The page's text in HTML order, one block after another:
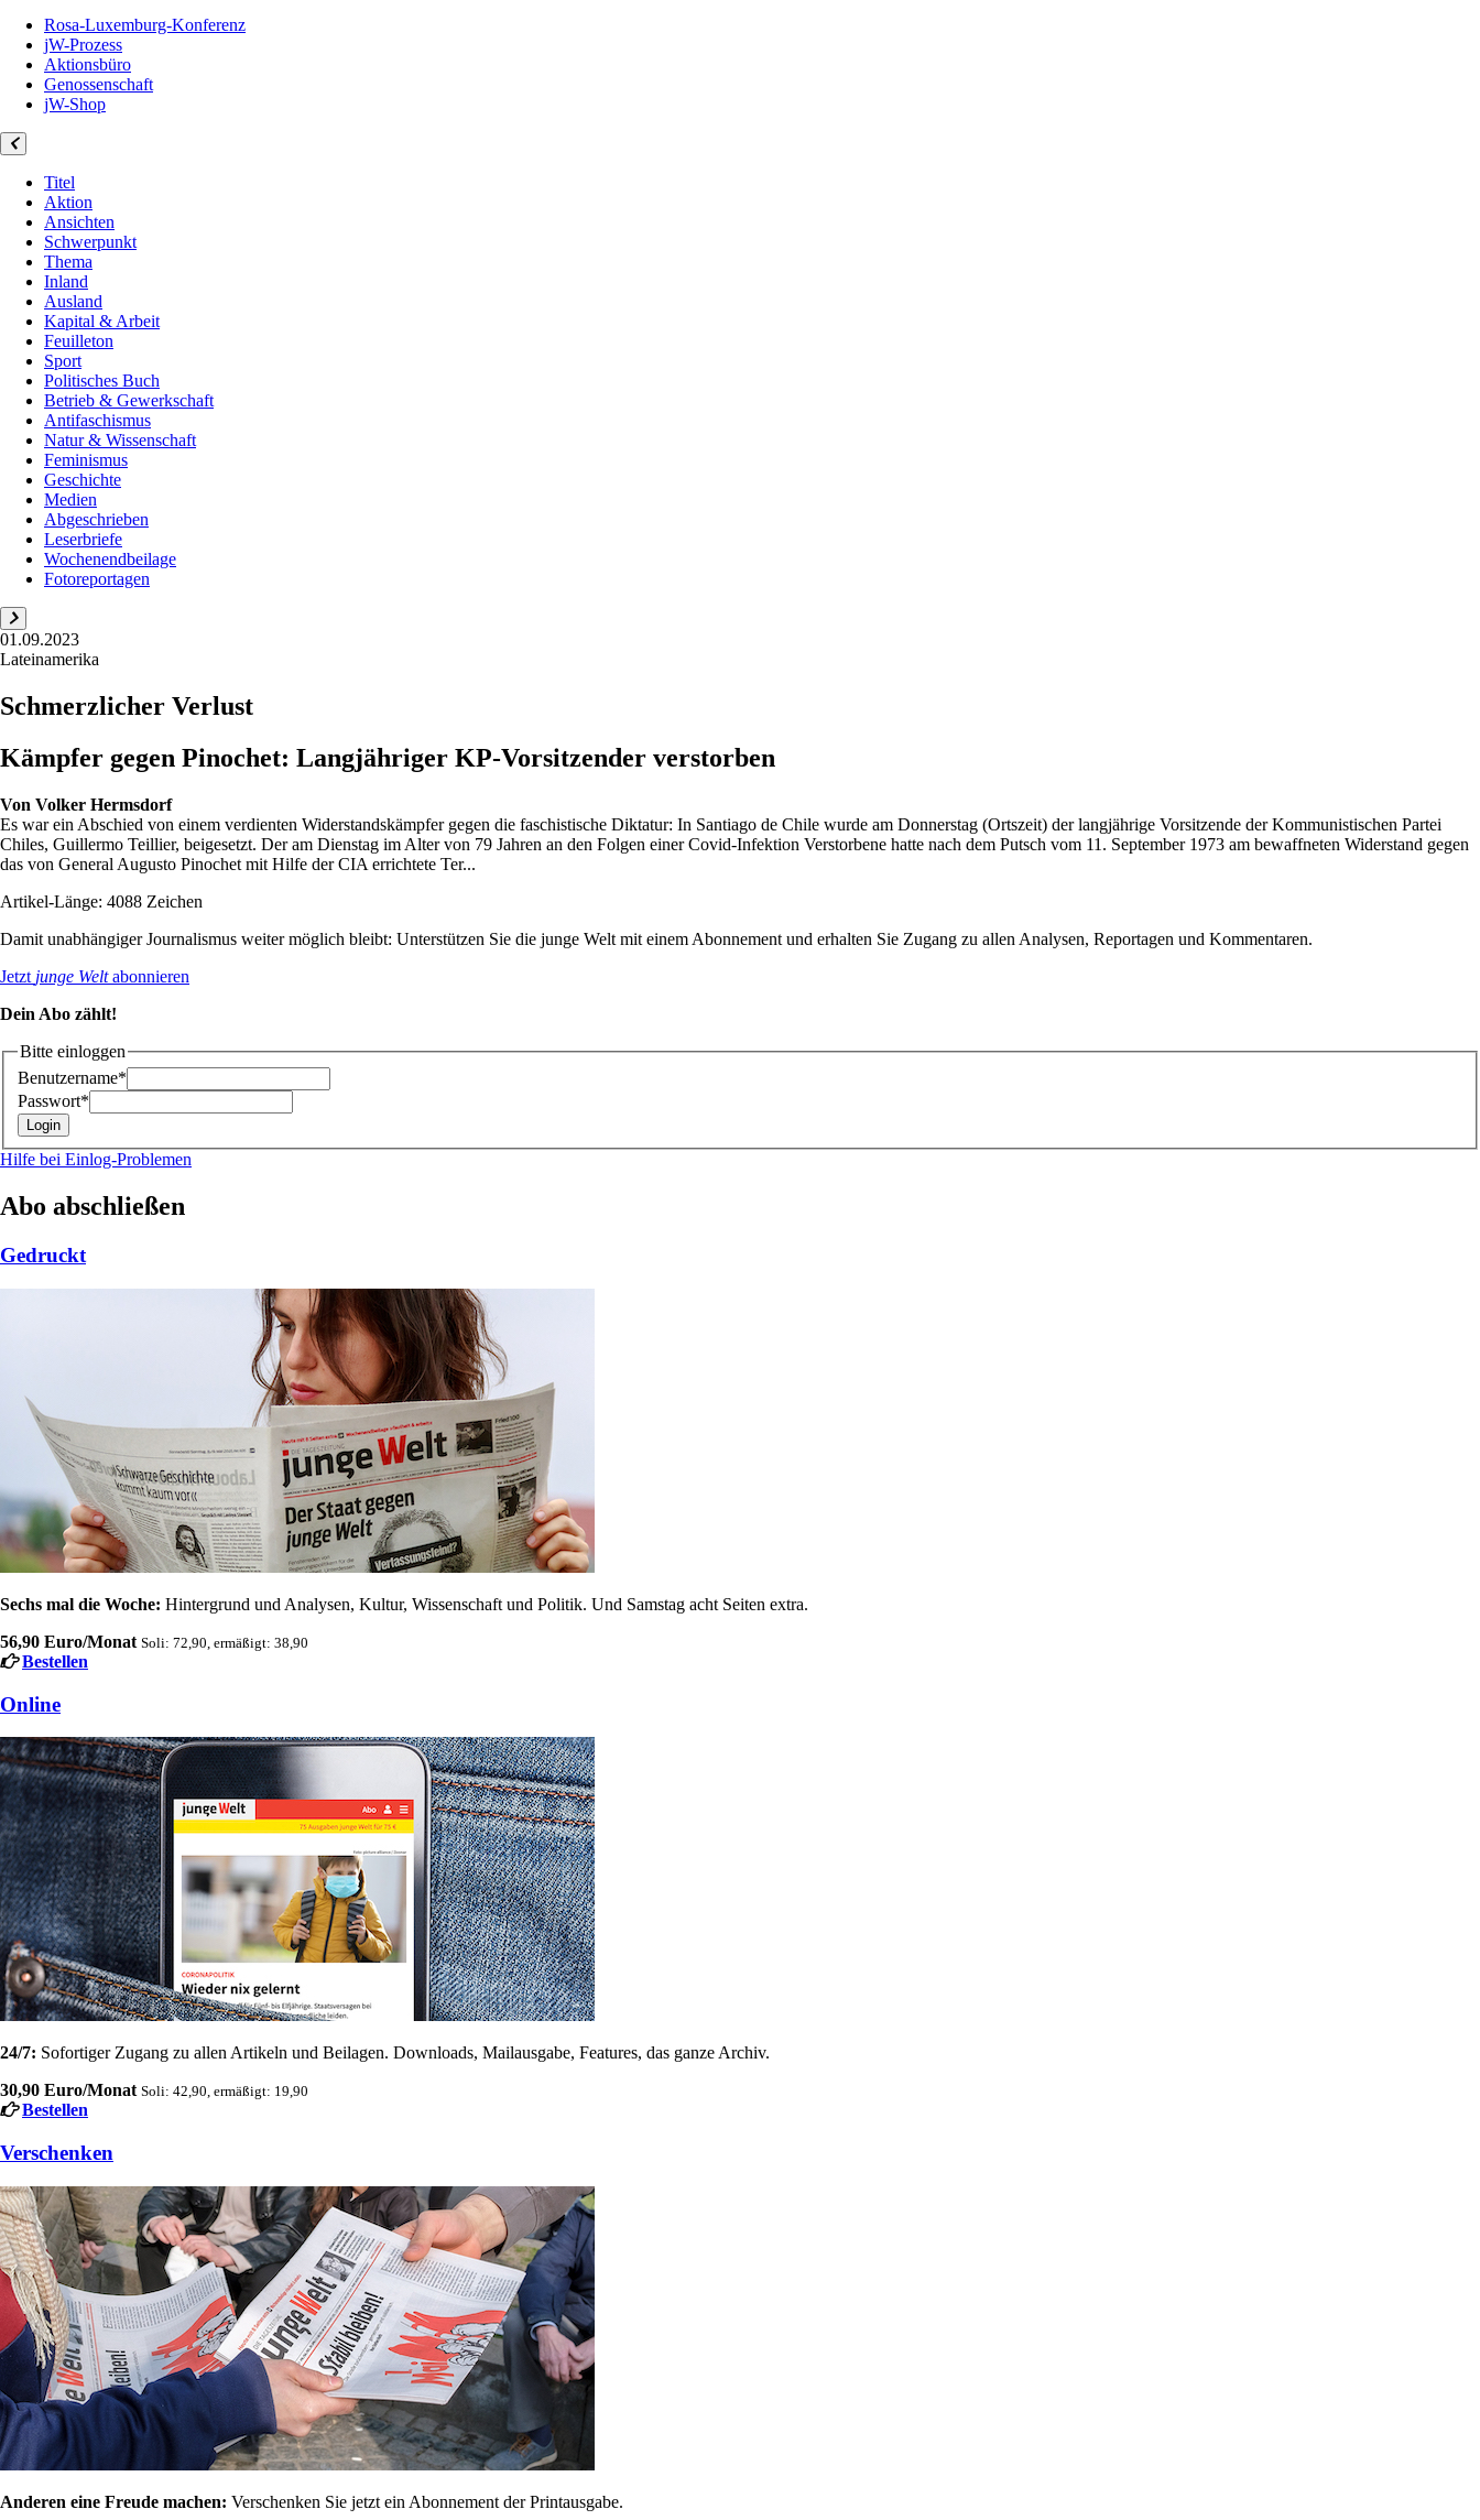
Rosa-Luxemburg-Konferenz
jW-Prozess
Aktionsbüro
Genossenschaft
jW-Shop
Titel
Aktion
Ansichten
Schwerpunkt
Thema
Inland
Ausland
Kapital & Arbeit
Feuilleton
Sport
Politisches Buch
Betrieb & Gewerkschaft
Antifaschismus
Natur & Wissenschaft
Feminismus
Geschichte
Medien
Abgeschrieben
Leserbriefe
Wochenendbeilage
Fotoreportagen
01.09.2023
Lateinamerika
Schmerzlicher Verlust
Kämpfer gegen Pinochet: Langjähriger KP-Vorsitzender verstorben
Von Volker Hermsdorf
Es war ein Abschied von einem verdienten Widerstandskämpfer gegen die faschistische Diktatur: In Santiago de Chile wurde am Donnerstag (Ortszeit) der langjährige Vorsitzende der Kommunistischen Partei
Chiles, Guillermo Teillier, beigesetzt. Der am Dienstag im Alter von 79 Jahren an den Folgen einer Covid-Infektion Verstorbene hatte nach dem Putsch vom 11. September 1973 am bewaffneten Widerstand gegen
das von General Augusto Pinochet mit Hilfe der CIA errichtete Ter...
Artikel-Länge: 4088 Zeichen
Damit unabhängiger Journalismus weiter möglich bleibt: Unterstützen Sie die junge Welt mit einem Abonnement und erhalten Sie Zugang zu allen Analysen, Reportagen und Kommentaren.
Jetzt junge Weltabonnieren
Dein Abo zählt!
Bitte einloggen
Benutzername*
Passwort*
Hilfe bei Einlog-Problemen
Abo abschließen
Gedruckt
Sechs mal die Woche: Hintergrund und Analysen, Kultur, Wissenschaft und Politik. Und Samstag acht Seiten extra.
56,90 Euro/Monat Soli: 72,90, ermäßigt: 38,90
Bestellen
Online
24/7: Sofortiger Zugang zu allen Artikeln und Beilagen. Downloads, Mailausgabe, Features, das ganze Archiv.
30,90 Euro/Monat Soli: 42,90, ermäßigt: 19,90
Bestellen
Verschenken
Anderen eine Freude machen: Verschenken Sie jetzt ein Abonnement der Printausgabe.